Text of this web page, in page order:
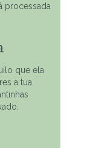
processada
que ela
a tua